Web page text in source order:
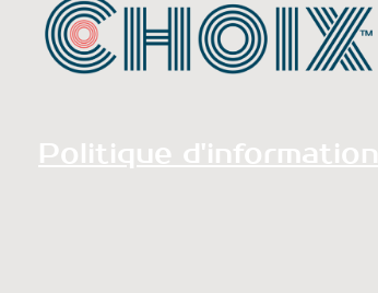
Politique d'information